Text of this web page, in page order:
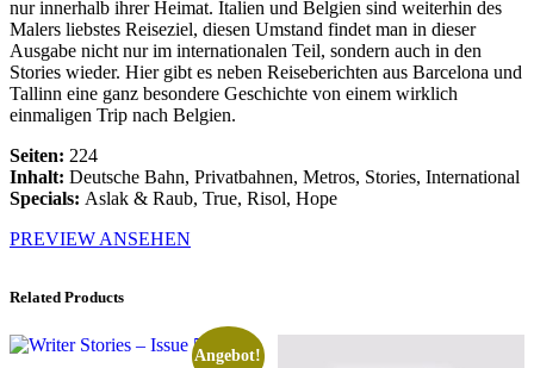
nur innerhalb ihrer Heimat. Italien und Belgien sind weiterhin des
Malers liebstes Reiseziel, diesen Umstand findet man in dieser
Ausgabe nicht nur im internationalen Teil, sondern auch in den
Stories wieder. Hier gibt es neben Reiseberichten aus Barcelona und
Tallinn eine ganz besondere Geschichte von einem wirklich
einmaligen Trip nach Belgien.
Seiten: 224
Inhalt: Deutsche Bahn, Privatbahnen, Metros, Stories, International
Specials: Aslak & Raub, True, Risol, Hope
PREVIEW ANSEHEN
Related Products
Angebot!